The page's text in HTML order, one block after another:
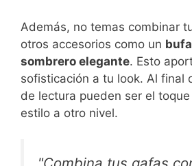
Además, no temas combinar
otros accesorios como un
sombrero elegante. Esto
sofisticación a tu look. Al final
de lectura pueden ser el
estilo a otro nivel.